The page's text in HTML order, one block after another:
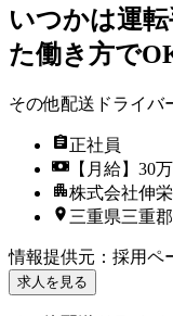
いつかは運
た働き方で
その他配送ドライバ
正社員
【月給】30
株式会社伸
三重県三重
情報提供元 ： 採用ペ
求人を見る